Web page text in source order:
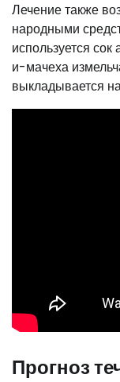
Лечение также
народными
используется
и-мачеха
выкладывается
Прогноз